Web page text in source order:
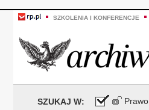
SZKOLENIA I KONFERENCJE
SZUKAJ W: Prawo